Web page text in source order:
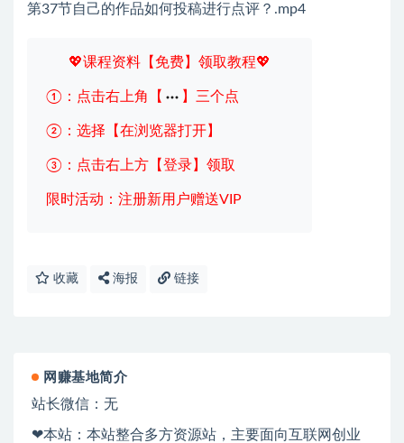
第37节自己的作品如何投稿进行点评？.mp4
💖课程资料【免费】领取教程💖
①：点击右上角【 】三个点
②：选择【在浏览器打开】
③：点击右上方【登录】领取
限时活动：注册新用户赠送VIP
收藏 海报 链接
网赚基地简介
站长微信：无
❤本站：本站整合多方资源站，主要面向互联网创业